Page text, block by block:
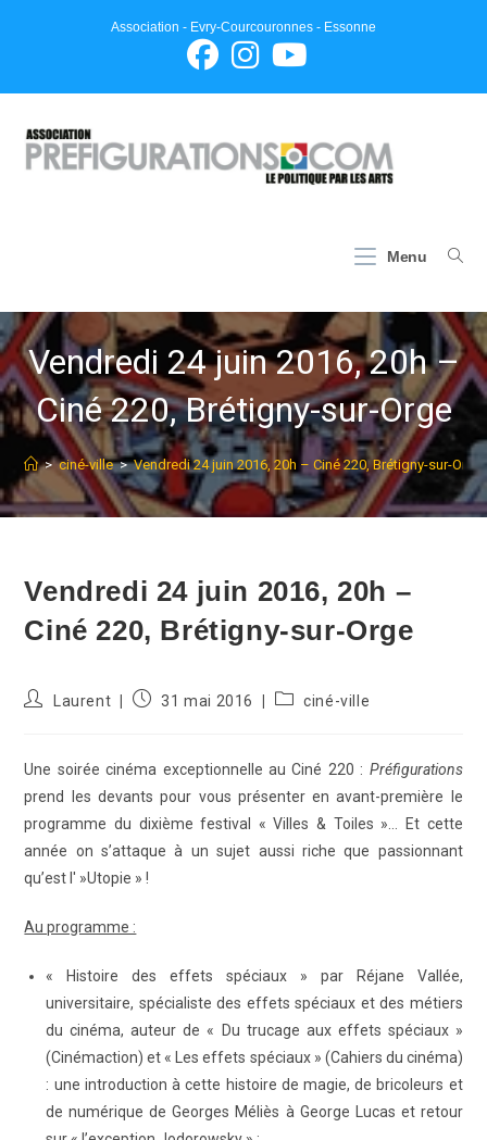
Association - Evry-Courcouronnes - Essonne
Menu
Vendredi 24 juin 2016, 20h –
Ciné 220, Brétigny-sur-Orge
> ciné-ville > Vendredi 24 juin 2016, 20h – Ciné 220, Brétigny-sur-Orge
Vendredi 24 juin 2016, 20h –
Ciné 220, Brétigny-sur-Orge
Auteur/autrice
publication :
Laurent
Publication
31 mai 2016
Postciné-ville
Une soirée cinéma exceptionnelle au Ciné 220 : Préfigurations
prend les devants pour vous présenter en avant-première le
programme du dixième festival « Villes & Toiles »… Et cette
année on s’attaque à un sujet aussi riche que passionnant
qu’est l' »Utopie » !
Au programme :
« Histoire des effets spéciaux » par Réjane Vallée,
universitaire, spécialiste des effets spéciaux et des métiers
du cinéma, auteur de « Du trucage aux effets spéciaux »
(Cinémaction) et « Les effets spéciaux » (Cahiers du cinéma)
: une introduction à cette histoire de magie, de bricoleurs et
de numérique de Georges Méliès à George Lucas et retour